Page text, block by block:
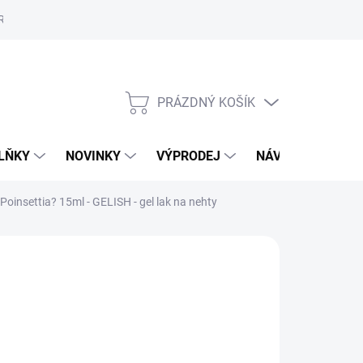
řád
NÁKUPNÍ
PRÁZDNÝ KOŠÍK
NOVINKY VÝPRODEJ NÁVODY
15ml - GELISH - gel lak na nehty